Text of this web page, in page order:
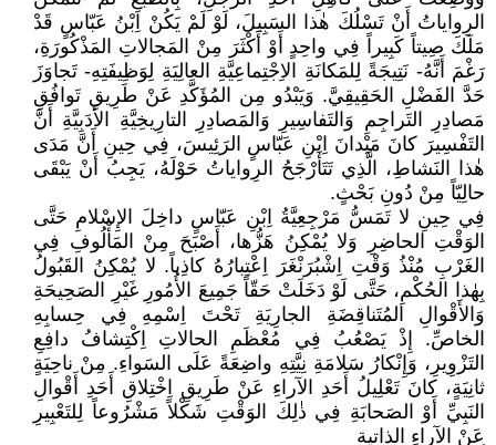
الرِواياتُ أَنْ تَسْلُكَ هٰذا السَبِيلَ، لَوْ لَمْ يَكُنْ اِبْنُ عَبّاسٍ قَدْ
مَلَكَ صِيتاً كَبِيراً فِي واحِدٍ أَوْ أَكْثَرَ مِنْ المَجالاتِ المَذْكُورَةِ،
رَغْمَ أَنَّهُ- نَتِيجَةً لِلمَكانَةِ الاِجْتِماعِيَّةِ العالِيَةِ لِوَظِيفَتِهِ- تَجاوَزَ
حَدَّ الفَضْلِ الحَقِيقِيَّ. وَيَبْدُو مِن المُؤَكَّدِ عَنْ طَرِيقِ تَوافُقِ
مَصادِرِ التَراجِمِ وَالتَفاسِيرِ وَالمَصادِرِ التارِيخِيَّةِ الأَدَبِيَّةِ أَنَّ
التَفْسِيرَ كانَ مَيْدانَ اِبْنِ عَبّاسٍ الرَئِيسَ، فِي حِينِ أَنَّ مَدَى
هٰذا النَشاطِ، الَّذِي تَتَأَرْجَحُ الرِواياتُ حَوْلَهُ، يَجِبُ أَنْ يَبْقَى
حالِيّاً مِنْ دُونِ بَحْثٍ.
فِي حِينِ لا تَمَسُّ مَرْجِعِيَّةُ اِبْنِ عَبّاسٍ داخِلَ الإِسْلامِ حَتَّى
الوَقْتِ الحاضِرِ وَلا يُمْكِنُ هَزُّها، أَصْبَحَ مِنْ المَأْلُوفِ فِي
الغَرْبِ مُنْذُ وَقْتِ اِشْبُرَنْغَرَ اِعْتِبارُهُ كاذِباً. لا يُمْكِنُ القَبُولُ
بِهٰذا الحُكْمِ، حَتَّى لَوْ دَخَلَتْ حَقّاً جَمِيعَ الأُمُورِ غَيْرِ الصَحِيحَةِ
وَالأَقْوالِ المُتَناقِضَةِ الجارِيَةِ تَحْتَ اِسْمِهِ فِي حِسابِهِ
الخاصِّ. إِذْ يَصْعُبُ فِي مُعْظَمِ الحالاتِ اِكْتِشافُ دافِعِ
التَزْوِيرِ، وَإِنْكارُ سَلامَةِ نِيَّتِهِ واضِعَةً عَلَى السَواءِ. مِنْ ناحِيَةٍ
ثانِيَةٍ، كانَ تَعْلِيلُ أَحَدِ الآراءِ عَنْ طَرِيقِ اِخْتِلاقِ أَحَدِ أَقْوالِ
النَبِيِّ أَوْ الصَحابَةِ فِي ذٰلِكَ الوَقْتِ شَكْلاً مَشْرُوعاً لِلتَعْبِيرِ
عَنْ الآراءِ الذاتية